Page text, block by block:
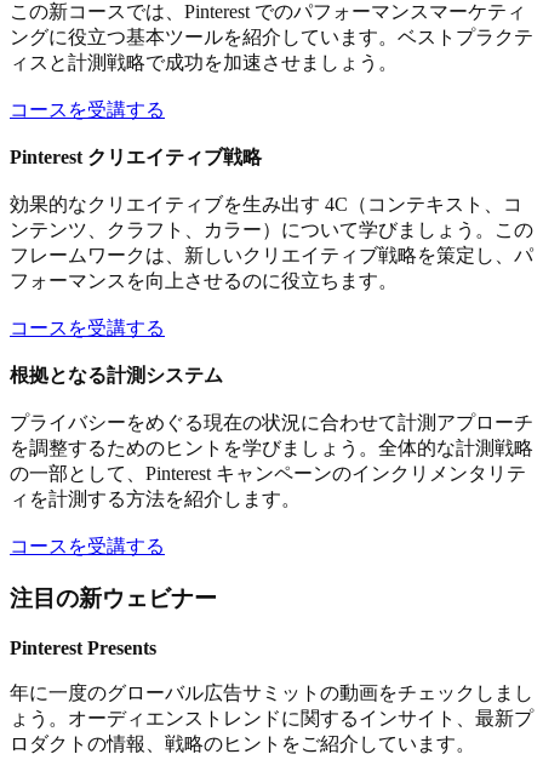
この新コースでは、Pinterest でのパフォーマンスマーケティ
ングに役立つ基本ツールを紹介しています。ベストプラクテ
ィスと計測戦略で成功を加速させましょう。
コースを受講する
Pinterest クリエイティブ戦略
効果的なクリエイティブを生み出す 4C（コンテキスト、コ
ンテンツ、クラフト、カラー）について学びましょう。この
フレームワークは、新しいクリエイティブ戦略を策定し、パ
フォーマンスを向上させるのに役立ちます。
コースを受講する
根拠となる計測システム
プライバシーをめぐる現在の状況に合わせて計測アプローチ
を調整するためのヒントを学びましょう。全体的な計測戦略
の一部として、Pinterest キャンペーンのインクリメンタリテ
ィを計測する方法を紹介します。
コースを受講する
注目の新ウェビナー
Pinterest Presents
年に一度のグローバル広告サミットの動画をチェックしまし
ょう。オーディエンストレンドに関するインサイト、最新プ
ロダクトの情報、戦略のヒントをご紹介しています。